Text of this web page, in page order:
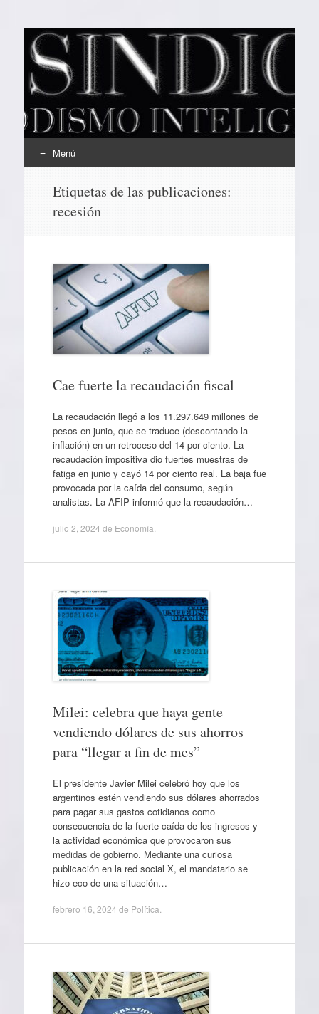
EL SINDICAL
Periodismo Inteligente
Menú
contenido
Etiquetas de las publicaciones:
recesión
Cae fuerte la recaudación fiscal
La recaudación llegó a los 11.297.649 millones de
pesos en junio, que se traduce (descontando la
inflación) en un retroceso del 14 por ciento. La
recaudación impositiva dio fuertes muestras de
fatiga en junio y cayó 14 por ciento real. La baja fue
provocada por la caída del consumo, según
analistas. La AFIP informó que la recaudación…
julio 2, 2024 de Economía
Milei: celebra que haya gente
vendiendo dólares de sus ahorros
para “llegar a fin de mes”
El presidente Javier Milei celebró hoy que los
argentinos estén vendiendo sus dólares ahorrados
para pagar sus gastos cotidianos como
consecuencia de la fuerte caída de los ingresos y
la actividad económica que provocaron sus
medidas de gobierno. Mediante una curiosa
publicación en la red social X, el mandatario se
hizo eco de una situación…
febrero 16, 2024 de Política